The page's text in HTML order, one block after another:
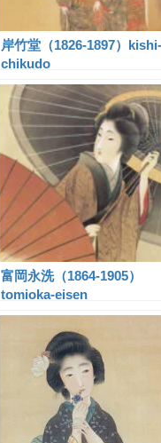
岸竹堂（1826-1897）kishi-
chikudo
富岡永洗（1864-1905）
tomioka-eisen